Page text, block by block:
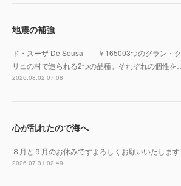
地震の補強
ド・スーザ De Sousa ￥165003つのグラン・ク
リュの村で造られる2つの品種。それぞれの個性を…
2026.08.02 07:08
心が乱れたので海へ
８月と９月のお休みですよろしくお願いいたします
2026.07.31 02:49